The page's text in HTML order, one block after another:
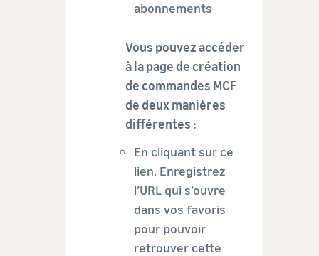
abonnements
Vous pouvez accéder
à la page de création
de commandes MCF
de deux manières
différentes :
En cliquant sur ce
lien. Enregistrez
l’URL qui s’ouvre
dans vos favoris
pour pouvoir
retrouver cette